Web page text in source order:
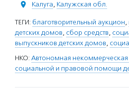
Калуга, Калужская обл.
ТЕГИ: благотворительный аукцион,
детских домов, сбор средств,
выпускников детских домов,
НКО: Автономная некоммерческая
социальной и правовой помощи